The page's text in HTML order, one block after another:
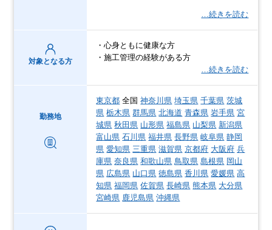
…続きを読む
対象となる方
・心身ともに健康な方
・施工管理の経験がある方
…続きを読む
勤務地
東京都 全国神奈川県 埼玉県 千葉県 茨城
県 栃木県 群馬県 北海道 青森県 岩手県 宮
城県 秋田県 山形県 福島県 山梨県 新潟県
富山県 石川県 福井県 長野県 岐阜県 静岡
県 愛知県 三重県 滋賀県 京都府 大阪府 兵
庫県 奈良県 和歌山県 鳥取県 島根県 岡山
県 広島県 山口県 徳島県 香川県 愛媛県 高
知県 福岡県 佐賀県 長崎県 熊本県 大分県
宮崎県 鹿児島県 沖縄県